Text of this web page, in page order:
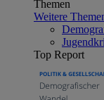
Themen
Weitere
Top Report